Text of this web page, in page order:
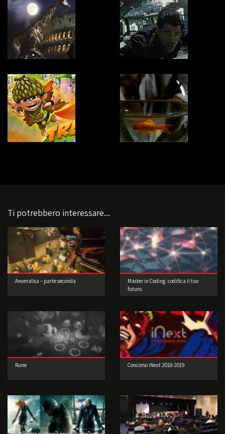
Ti potrebbero interessare...
Anomalisa – parte seconda
Master in Coding: codifica il tuo
futuro.
Rune Concorso iNext 2018-2019